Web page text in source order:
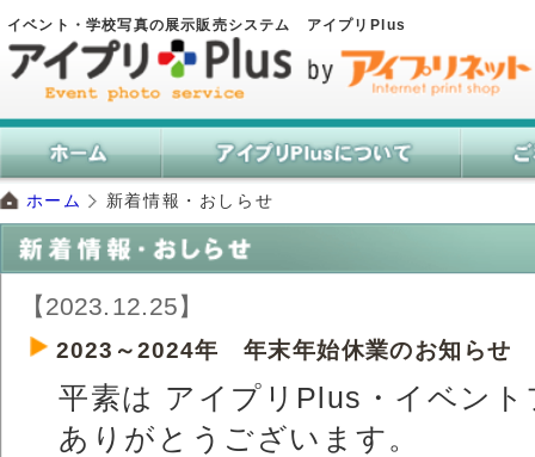
イベント・学校写真の展示販売システム アイプリPlus
ホーム 新着情報・おしらせ
【2023.12.25】
2023～2024年 年末年始休業のお知らせ
平素は アイプリPlus・イベン
ありがとうございます。